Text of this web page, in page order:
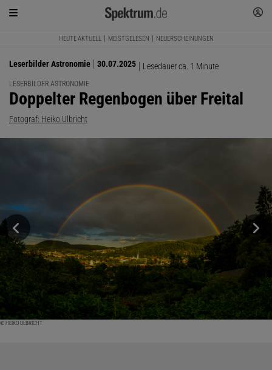
HEUTE AKTUELL MEISTGELESEN NEUERSCHEINUNGEN
Leserbilder Astronomie 30.07.2025 Lesedauer ca. 1 Minute
LESERBILDER ASTRONOMIE
:
Doppelter Regenbogen über Freital
Fotograf: Heiko Ulbricht
© HEIKO ULBRICHT